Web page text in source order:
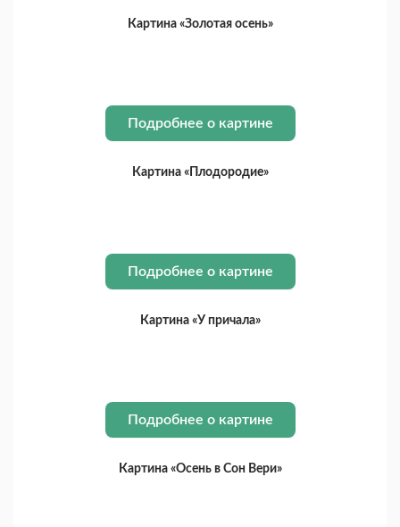
Картина «Золотая осень»
Подробнее о картине
Картина «Плодородие»
Подробнее о картине
Картина «У причала»
Подробнее о картине
Картина «Осень в Сон Вери»